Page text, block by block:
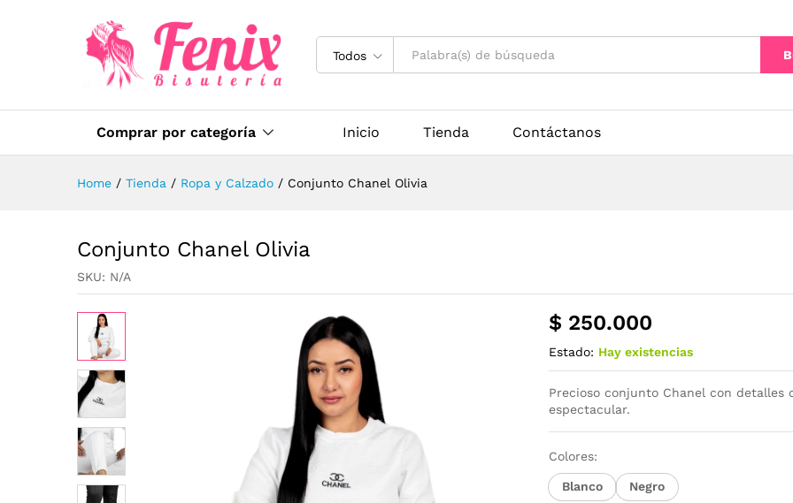
Todos
Comprar por categoría Inicio Tienda Contáctanos
Home / Tienda / Ropa y Calzado / Conjunto Chanel Olivia
Conjunto Chanel Olivia
SKU: N/A
$ 250.000
Estado: Hay existencias
Precioso conjunto Chanel con
espectacular.
Colores:
Blanco Negro